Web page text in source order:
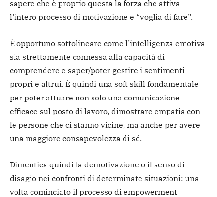
sapere che è proprio questa la forza che attiva
l’intero processo di motivazione e “voglia di fare”.
È opportuno sottolineare come l’intelligenza emotiva
sia strettamente connessa alla capacità di
comprendere e saper/poter gestire i sentimenti
propri e altrui. È quindi una soft skill fondamentale
per poter attuare non solo una comunicazione
efficace sul posto di lavoro, dimostrare empatia con
le persone che ci stanno vicine, ma anche per avere
una maggiore consapevolezza di sé.
Dimentica quindi la demotivazione o il senso di
disagio nei confronti di determinate situazioni: una
volta cominciato il processo di empowerment